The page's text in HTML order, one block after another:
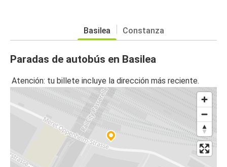
Basilea Constanza
Paradas de autobús en Basilea
Atención: tu billete incluye la dirección más reciente.